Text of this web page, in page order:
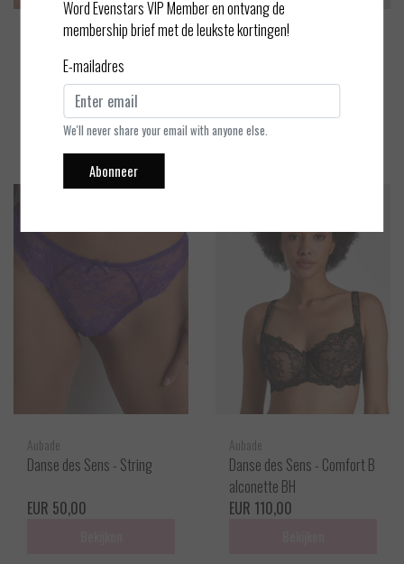
Danse des Sens - Balconett
EUR 100,00
Bekijken
Aubade
short
Aubade
Danse des Sens - String
EUR 50,00
Aubade
Danse des Sens - Comfort B
alconette BH
EUR 110,00
Word Evenstars VIP Member en ontvang de
membership brief met de leukste kortingen!
E-mailadres
We'll never share your email with anyone else.
Abonneer